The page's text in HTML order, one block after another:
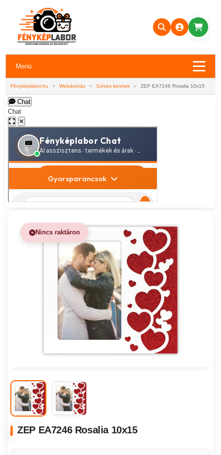
Menü
Fényképlabor.hu » Webáruház » Szíves keretek » ZEP EA7246 Rosalia 10x15
Chat
Chat
✕
Nincs raktáron
ZEP EA7246 Rosalia 10x15